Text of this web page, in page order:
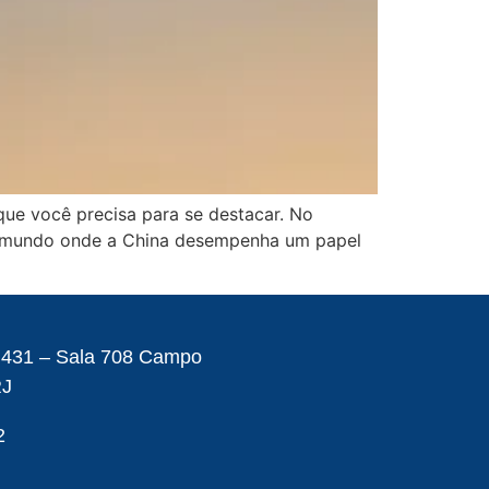
você precisa para se destacar. No
onde a China desempenha um papel
– Sala 708 Campo